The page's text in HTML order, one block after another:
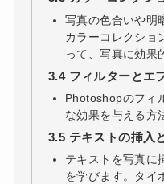
写真の色合いや明
カラーコレクショ
って、写真に効果
3.4 フィルターとエ
Photoshopのフィ
な効果を与える方
3.5 テキストの挿入
テキストを写真に
を学びます。タイ